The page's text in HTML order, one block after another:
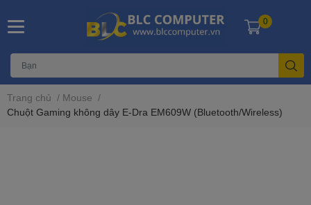
0
Trang chủ / Mouse /
Chuột Gaming không dây E-Dra EM609W (Bluetooth/Wireless)